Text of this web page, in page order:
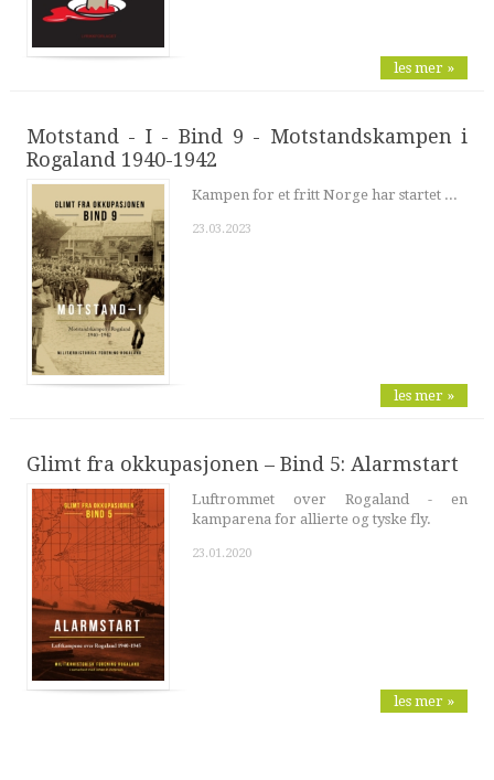
les mer »
Motstand - I - Bind 9 - Motstandskampen i
Rogaland 1940-1942
Kampen for et fritt Norge har startet ...
23.03.2023
les mer »
Glimt fra okkupasjonen – Bind 5: Alarmstart
Luftrommet over Rogaland - en
kamparena for allierte og tyske fly.
23.01.2020
les mer »